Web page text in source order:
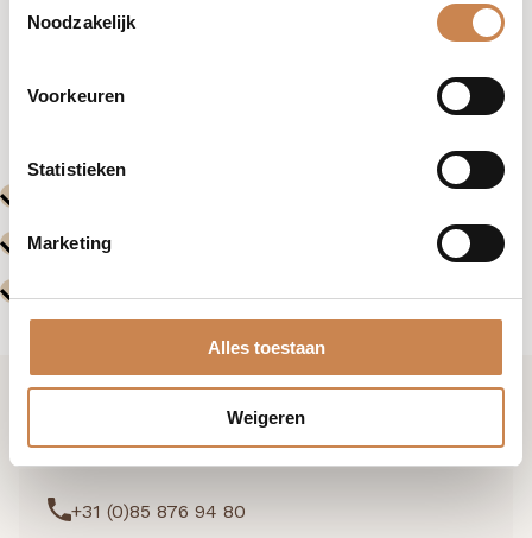
Noodzakelijk
Voorkeuren
Statistieken
Marketing
Alles toestaan
Weigeren
Evenementen
Volgende
Ik wil graag kennismaken
+31 (0)85 876 94 80